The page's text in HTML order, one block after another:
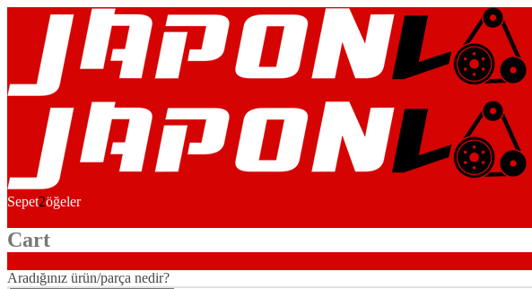
Sepet2öğeler
Cart
Aradığınız ürün/parça nedir?